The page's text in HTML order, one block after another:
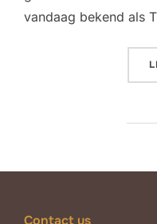
vandaag bekend als
Contact us